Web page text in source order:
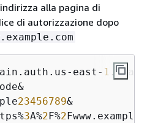
alla pagina di
di autorizzazione dopo
east- 1
23456789&
3A%2 F%2